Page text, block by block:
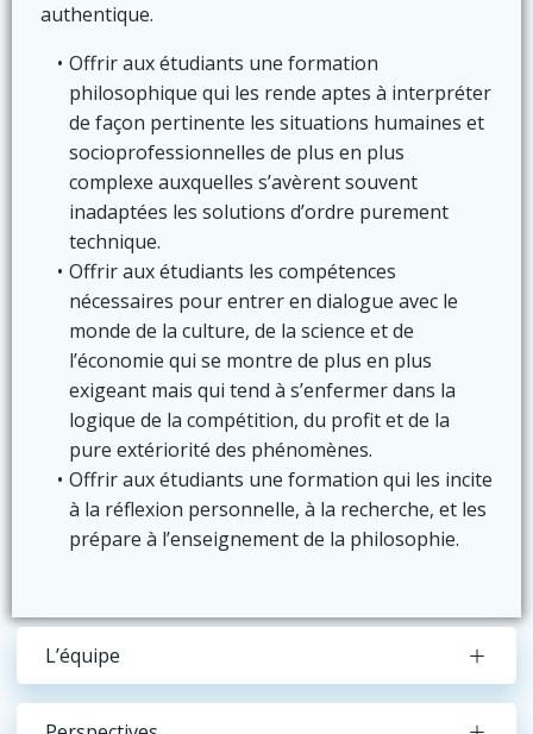
authentique.
Offrir aux étudiants une formation
philosophique qui les rende aptes à interpréter
de façon pertinente les situations humaines et
socioprofessionnelles de plus en plus
complexe auxquelles s’avèrent souvent
inadaptées les solutions d’ordre purement
technique.
Offrir aux étudiants les compétences
nécessaires pour entrer en dialogue avec le
monde de la culture, de la science et de
l’économie qui se montre de plus en plus
exigeant mais qui tend à s’enfermer dans la
logique de la compétition, du profit et de la
pure extériorité des phénomènes.
Offrir aux étudiants une formation qui les incite
à la réflexion personnelle, à la recherche, et les
prépare à l’enseignement de la philosophie.
L’équipe